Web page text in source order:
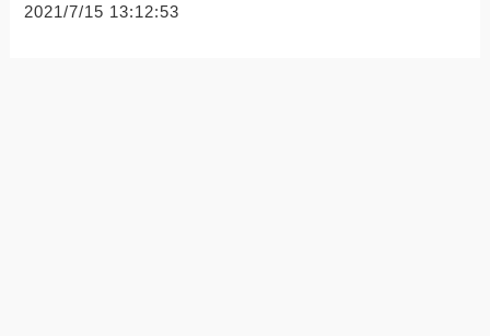
2021/7/15 13:12:53